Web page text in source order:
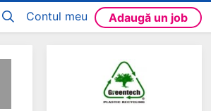
Contul meu Adaugă un job